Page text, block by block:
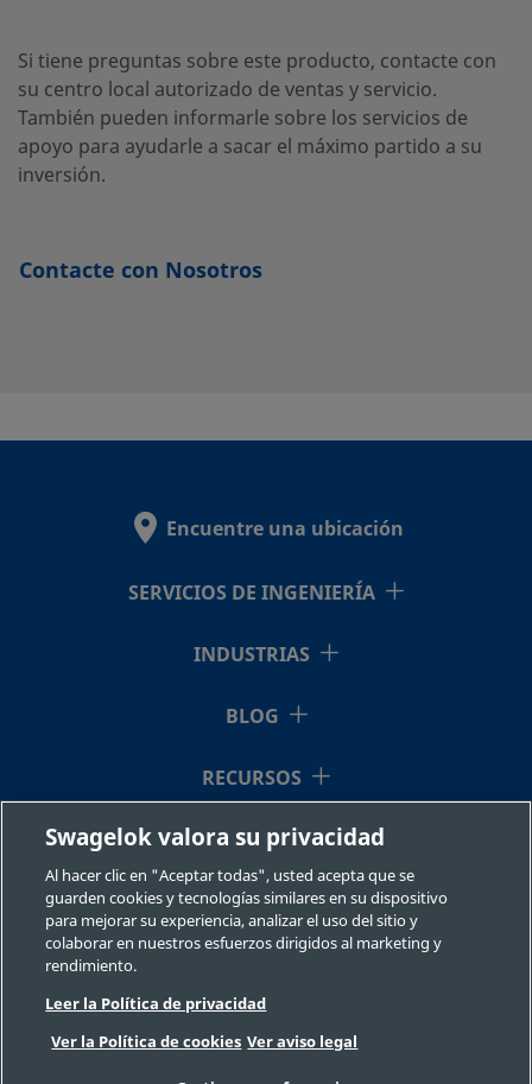
B-100-
61
pulg.
Swagelok®
pulg.
B-
Latón
3/16
Racor
1/4 pulg.
B-400-
61
Latón 1/4 pulg.
Racor
Swagelok®
B-400-
71-2
Latón
Si tiene preguntas sobre este producto, contacte con
su centro local autorizado de ventas y servicio.
También pueden informarle sobre los servicios de
apoyo para ayudarle a sacar el máximo partido a su
inversión.
Contacte con Nosotros
Encuentre una ubicación
SERVICIOS DE INGENIERÍA
INDUSTRIAS
BLOG
RECURSOS
QUIÉNES SOMOS
©2026 Swagelok Company. Todos los derechos reservados.
Selección fiable de un componente
Swagelok valora su privacidad
Al hacer clic en "Aceptar todas", usted acepta que se
guarden cookies y tecnologías similares en su dispositivo
para mejorar su experiencia, analizar el uso del sitio y
colaborar en nuestros esfuerzos dirigidos al marketing y
rendimiento.
Leer la Política de privacidad
Ver la Política de cookies Ver aviso legal